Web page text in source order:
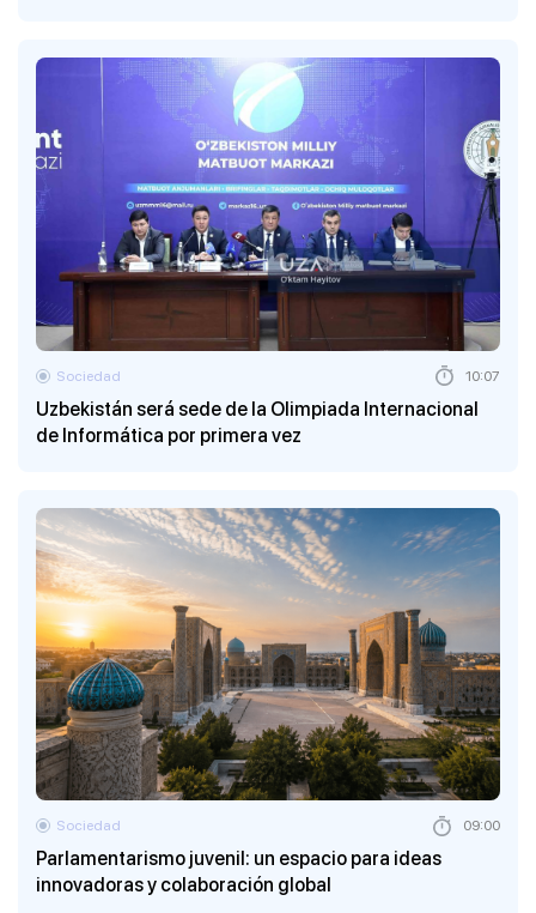
Uzbekistán será sede de la Olimpiada Internacional
de Informática por primera vez
Sociedad 10:07
Parlamentarismo juvenil: un espacio para ideas
innovadoras y colaboración global
Sociedad 09:00